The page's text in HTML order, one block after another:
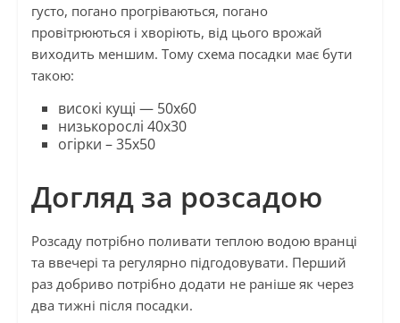
густо, погано прогріваються, погано
провітрюються і хворіють, від цього врожай
виходить меншим. Тому схема посадки має бути
такою:
високі кущі — 50х60
низькорослі 40х30
огірки – 35х50
Догляд за розсадою
Розсаду потрібно поливати теплою водою вранці
та ввечері та регулярно підгодовувати. Перший
раз добриво потрібно додати не раніше як через
два тижні після посадки.